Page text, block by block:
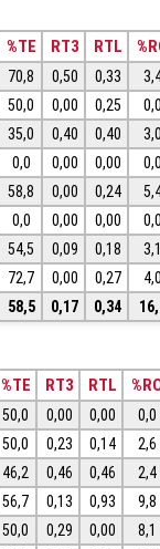
%TE RT3 RTL
70,8 0,50 0,33
50,0 0,00 0,25
35,0 0,40 0,40
0,0 0,00 0,00
58,8 0,00 0,24
0,0 0,00 0,00
54,5 0,09 0,18
72,7 0,00 0,27
58,5 0,17 0,34
%TE RT3 RTL
50,0 0,00 0,00
0,0
50,0 0,23 0,14
2,6
46,2 0,46 0,46
2,4
56,7 0,13 0,93
9,8
50,0 0,29 0,00
8,1